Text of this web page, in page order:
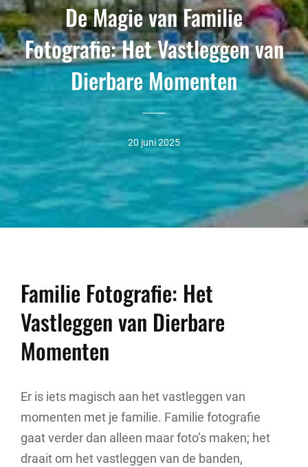
De Magie van Familie
Fotografie: Het Vastleggen van
Dierbare Momenten
20 juni 2025
Familie Fotografie: Het
Vastleggen van Dierbare
Momenten
Er is iets magisch aan het vastleggen van
momenten met je familie. Familie fotografie
gaat verder dan alleen maar foto’s maken; het
draait om het vastleggen van de banden,